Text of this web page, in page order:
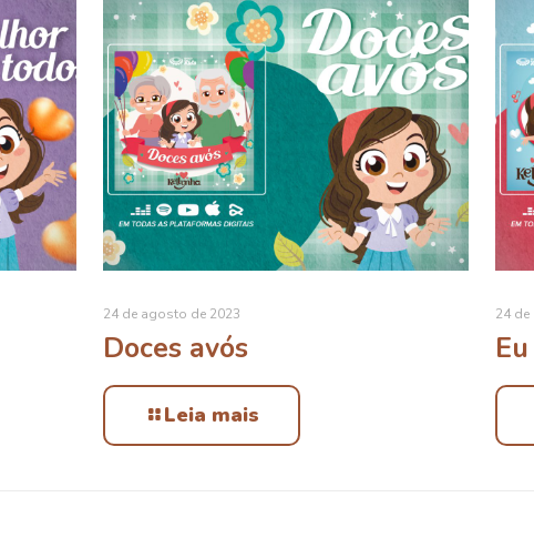
24 de agosto de 2023
Doces avós
Leia mais
24